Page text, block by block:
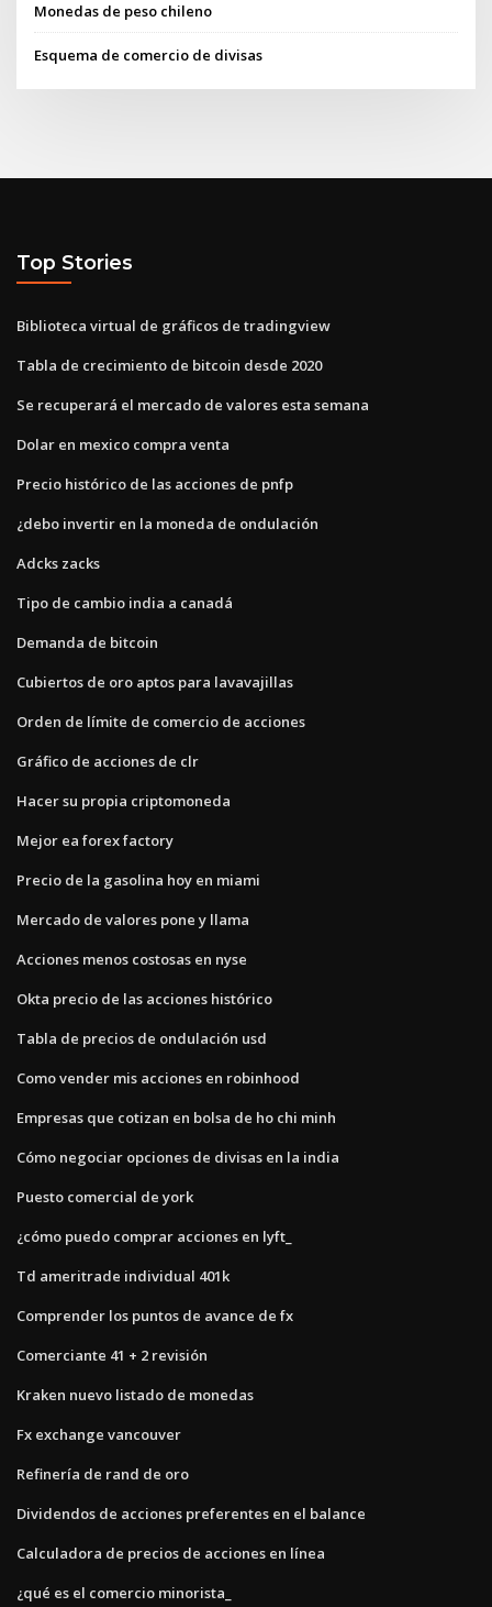
Monedas de peso chileno
Esquema de comercio de divisas
Top Stories
Biblioteca virtual de gráficos de tradingview
Tabla de crecimiento de bitcoin desde 2020
Se recuperará el mercado de valores esta semana
Dolar en mexico compra venta
Precio histórico de las acciones de pnfp
¿debo invertir en la moneda de ondulación
Adcks zacks
Tipo de cambio india a canadá
Demanda de bitcoin
Cubiertos de oro aptos para lavavajillas
Orden de límite de comercio de acciones
Gráfico de acciones de clr
Hacer su propia criptomoneda
Mejor ea forex factory
Precio de la gasolina hoy en miami
Mercado de valores pone y llama
Acciones menos costosas en nyse
Okta precio de las acciones histórico
Tabla de precios de ondulación usd
Como vender mis acciones en robinhood
Empresas que cotizan en bolsa de ho chi minh
Cómo negociar opciones de divisas en la india
Puesto comercial de york
¿cómo puedo comprar acciones en lyft_
Td ameritrade individual 401k
Comprender los puntos de avance de fx
Comerciante 41 + 2 revisión
Kraken nuevo listado de monedas
Fx exchange vancouver
Refinería de rand de oro
Dividendos de acciones preferentes en el balance
Calculadora de precios de acciones en línea
¿qué es el comercio minorista_